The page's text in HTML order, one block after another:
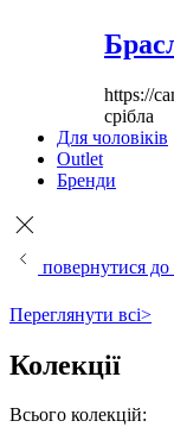
https://
срібла
Для чоловіків
Outlet
Бренди
повернутися
Переглянути всі>
Колекції
Всього колекцій: